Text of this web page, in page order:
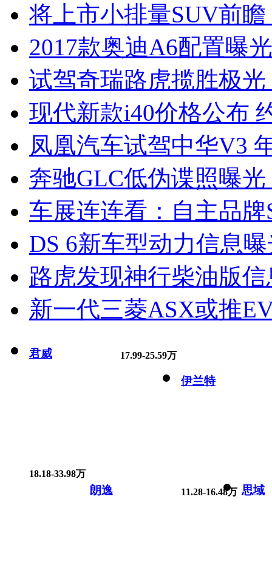
将上市小排量SUV前
2017款奥迪A6配置曝
试驾奇瑞路虎揽胜极
现代新款i40价格公布
凤凰汽车试驾中华V3
奔驰GLC低伪谍照曝
车展连连看：自主品牌
DS 6新车型动力信息
路虎发现神行柴油版
新一代三菱ASX或推
君威 17.99-25.59万
伊兰特
18.18-33.98万
朗逸 11.28-16.48万 思域